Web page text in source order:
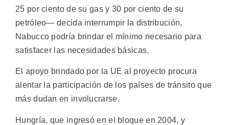
25 por ciento de su gas y 30 por ciento de su
petróleo— decida interrumpir la distribución,
Nabucco podría brindar el mínimo necesario para
satisfacer las necesidades básicas.
El apoyo brindado por la UE al proyecto procura
alentar la participación de los países de tránsito que
más dudan en involucrarse.
Hungría, que ingresó en el bloque en 2004, y